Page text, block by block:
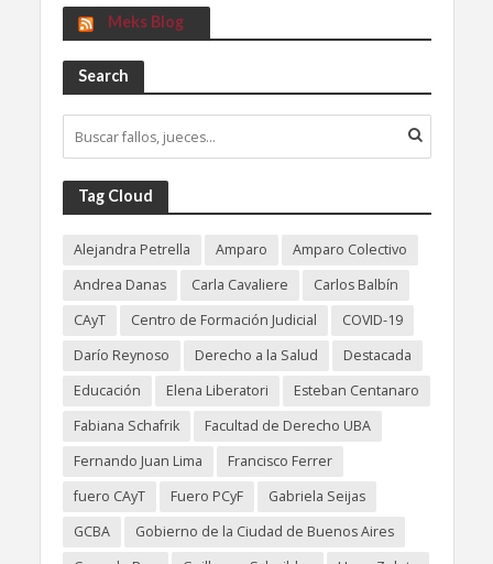
Meks Blog
Search
Tag Cloud
Alejandra Petrella Amparo
Amparo Colectivo
Andrea Danas
Carla Cavaliere
Carlos Balbín
CAyT
Centro de Formación Judicial
COVID-19
Darío Reynoso
Derecho a la Salud
Destacada
Educación
Elena Liberatori
Esteban Centanaro
Fabiana Schafrik
Facultad de Derecho UBA
Fernando Juan Lima
Francisco Ferrer
fuero CAyT
Fuero PCyF
Gabriela Seijas
GCBA
Gobierno de la Ciudad de Buenos Aires